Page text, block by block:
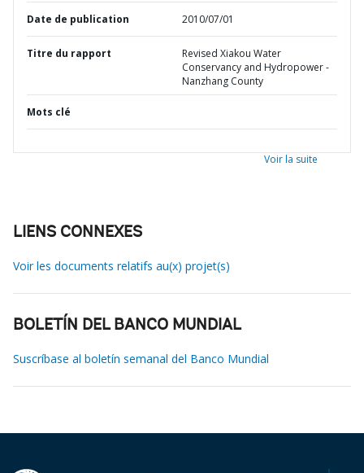
Date de publication 2010/07/01
Titre du rapport
Revised Xiakou Water
Conservancy and Hydropower -
Nanzhang County
Mots clé
Voir la suite
LIENS CONNEXES
Voir les documents relatifs au(x) projet(s)
BOLETÍN DEL BANCO MUNDIAL
Suscríbase al boletín semanal del Banco Mundial